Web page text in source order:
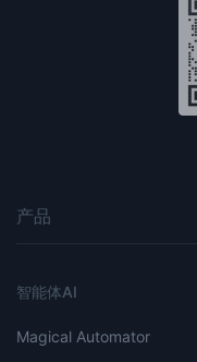
产品
智能体AI
Magical Automator